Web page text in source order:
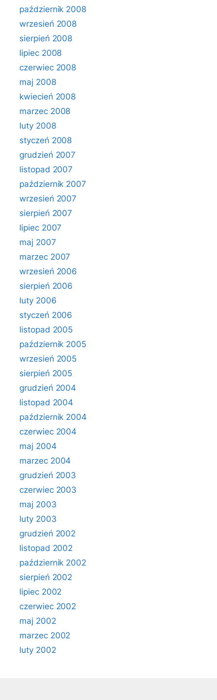
październik 2008
wrzesień 2008
sierpień 2008
lipiec 2008
czerwiec 2008
maj 2008
kwiecień 2008
marzec 2008
luty 2008
styczeń 2008
grudzień 2007
listopad 2007
październik 2007
wrzesień 2007
sierpień 2007
lipiec 2007
maj 2007
marzec 2007
wrzesień 2006
sierpień 2006
luty 2006
styczeń 2006
listopad 2005
październik 2005
wrzesień 2005
sierpień 2005
grudzień 2004
listopad 2004
październik 2004
czerwiec 2004
maj 2004
marzec 2004
grudzień 2003
czerwiec 2003
maj 2003
luty 2003
grudzień 2002
listopad 2002
październik 2002
sierpień 2002
lipiec 2002
czerwiec 2002
maj 2002
marzec 2002
luty 2002